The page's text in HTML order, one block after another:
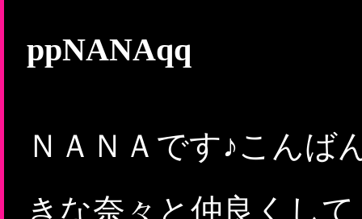
ppNANAqq
ＮＡＮＡです♪こんば
きな奈々と仲良くし